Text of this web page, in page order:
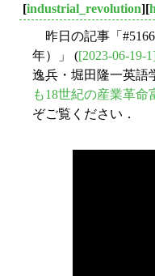
[industrial_revolution][
昨日の記事「
年）」 ([2023-06-19-
逸兵・堀田隆一英語
も18世紀の産業革
ぞご覧ください．